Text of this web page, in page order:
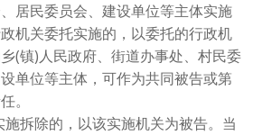
居民委员会、建设单位等主体实施
机关委托实施的，以委托的行政机
(镇)人民政府、街道办事处、村民委
单位等主体，可作为共同被告或第
。
拆除的，以该实施机关为被告。当